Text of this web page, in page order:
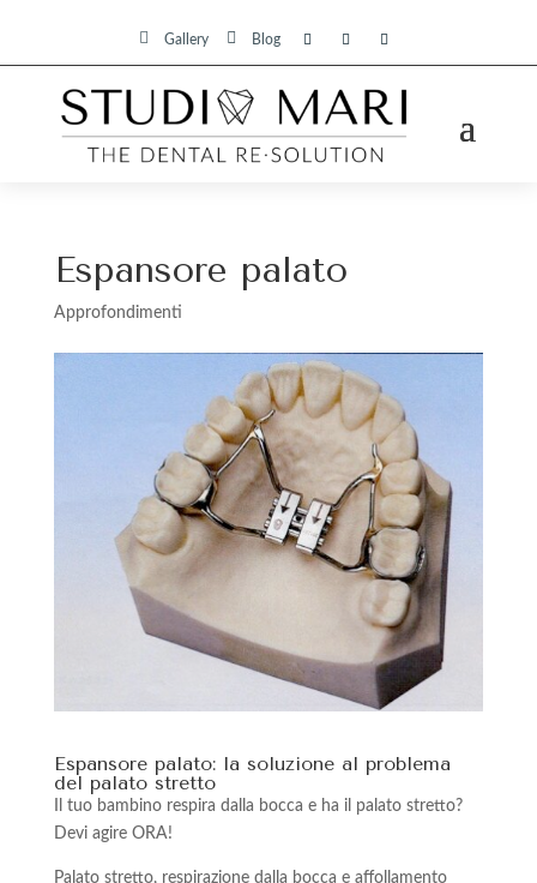
 Gallery  Blog
Espansore palato
Approfondimenti
Espansore palato: la soluzione al problema
del palato stretto
Il tuo bambino respira dalla bocca e ha il palato stretto?
Devi agire ORA!
Palato stretto, respirazione dalla bocca e affollamento